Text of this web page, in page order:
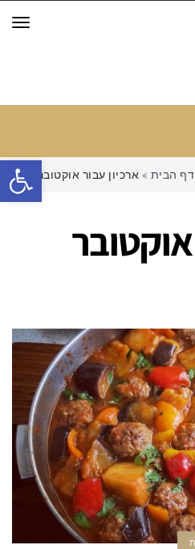
פתח
דף הבית » ארכיון עבור אוקטובר 2017
אוקטובר